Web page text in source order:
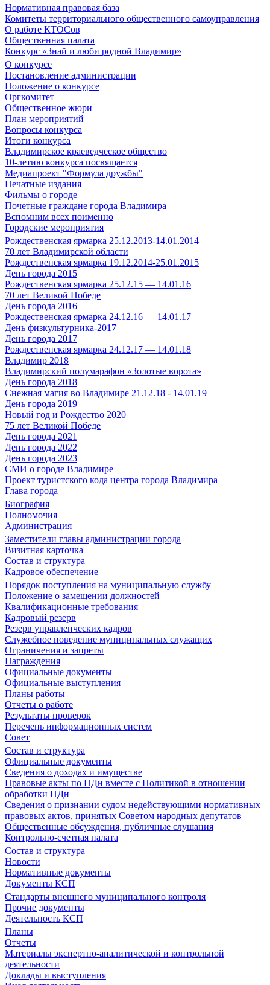
Нормативная правовая база
Комитеты территориального общественного самоуправления
О работе КТОСов
Общественная палата
Конкурс «Знай и люби родной Владимир»
О конкурсе
Постановление администрации
Положение о конкурсе
Оргкомитет
Общественное жюри
План мероприятий
Вопросы конкурса
Итоги конкурса
Владимирское краеведческое общество
10-летию конкурса посвящается
Медиапроект "Формула дружбы"
Печатные издания
Фильмы о городе
Почетные граждане города Владимира
Вспомним всех поименно
Городские мероприятия
Рождественская ярмарка 25.12.2013-14.01.2014
70 лет Владимирской области
Рождественская ярмарка 19.12.2014-25.01.2015
День города 2015
Рождественская ярмарка 25.12.15 — 14.01.16
70 лет Великой Победе
День города 2016
Рождественская ярмарка 24.12.16 — 14.01.17
День физкультурника-2017
День города 2017
Рождественская ярмарка 24.12.17 — 14.01.18
Владимир 2018
Владимирский полумарафон «Золотые ворота»
День города 2018
Снежная магия во Владимире 21.12.18 - 14.01.19
День города 2019
Новый год и Рождество 2020
75 лет Великой Победе
День города 2021
День города 2022
День города 2023
СМИ о городе Владимире
Проект туристского кода центра города Владимира
Глава города
Биография
Полномочия
Администрация
Заместители главы администрации города
Визитная карточка
Состав и структура
Кадровое обеспечение
Порядок поступления на муниципальную службу
Положение о замещении должностей
Квалификационные требования
Кадровый резерв
Резерв управленческих кадров
Служебное поведение муниципальных служащих
Ограничения и запреты
Награждения
Официальные документы
Официальные выступления
Планы работы
Отчеты о работе
Результаты проверок
Перечень информационных систем
Совет
Состав и структура
Официальные документы
Сведения о доходах и имуществе
Правовые акты по ПДн вместе с Политикой в отношении
обработки ПДн
Сведения о признании судом недействующими нормативных
правовых актов, принятых Советом народных депутатов
Общественные обсуждения, публичные слушания
Контрольно-счетная палата
Состав и структура
Новости
Нормативные документы
Документы КСП
Стандарты внешнего муниципального контроля
Прочие документы
Деятельность КСП
Планы
Отчеты
Материалы экспертно-аналитической и контрольной
деятельности
Доклады и выступления